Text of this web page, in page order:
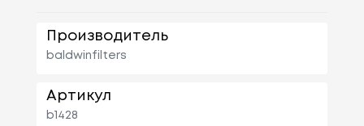
Производитель
baldwinfilters
Артикул
b1428